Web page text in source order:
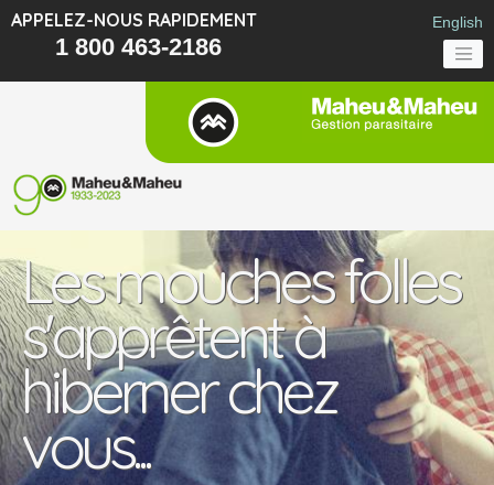
APPELEZ-NOUS RAPIDEMENT
1 800 463-2186
English
Les mouches folles
s'apprêtent à
hiberner chez
vous...